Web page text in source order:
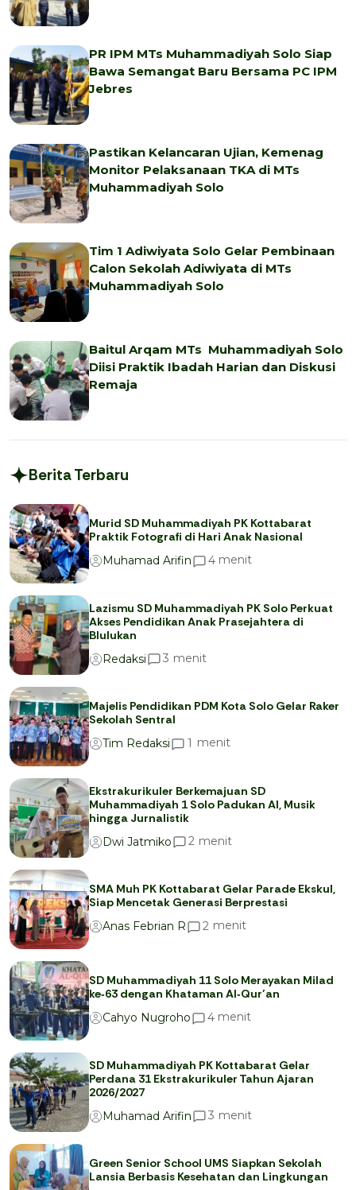
PR IPM MTs Muhammadiyah Solo Siap
Bawa Semangat Baru Bersama PC IPM
Jebres
Pastikan Kelancaran Ujian, Kemenag
Monitor Pelaksanaan TKA di MTs
Muhammadiyah Solo
Tim 1 Adiwiyata Solo Gelar Pembinaan
Calon Sekolah Adiwiyata di MTs
Muhammadiyah Solo
Baitul Arqam MTs Muhammadiyah Solo
Diisi Praktik Ibadah Harian dan Diskusi
Remaja
Berita Terbaru
Murid SD Muhammadiyah PK Kottabarat
Praktik Fotografi di Hari Anak Nasional
Muhamad Arifin
4 menit
Lazismu SD Muhammadiyah PK Solo Perkuat
Akses Pendidikan Anak Prasejahtera di
Blulukan
Redaksi
3 menit
Majelis Pendidikan PDM Kota Solo Gelar Raker
Sekolah Sentral
Tim Redaksi
1 menit
Ekstrakurikuler Berkemajuan SD
Muhammadiyah 1 Solo Padukan AI, Musik
hingga Jurnalistik
Dwi Jatmiko
2 menit
SMA Muh PK Kottabarat Gelar Parade Ekskul,
Siap Mencetak Generasi Berprestasi
Anas Febrian R
2 menit
SD Muhammadiyah 11 Solo Merayakan Milad
ke‑63 dengan Khataman Al‑Qur’an
Cahyo Nugroho
4 menit
SD Muhammadiyah PK Kottabarat Gelar
Perdana 31 Ekstrakurikuler Tahun Ajaran
2026/2027
Muhamad Arifin
3 menit
Green Senior School UMS Siapkan Sekolah
Lansia Berbasis Kesehatan dan Lingkungan